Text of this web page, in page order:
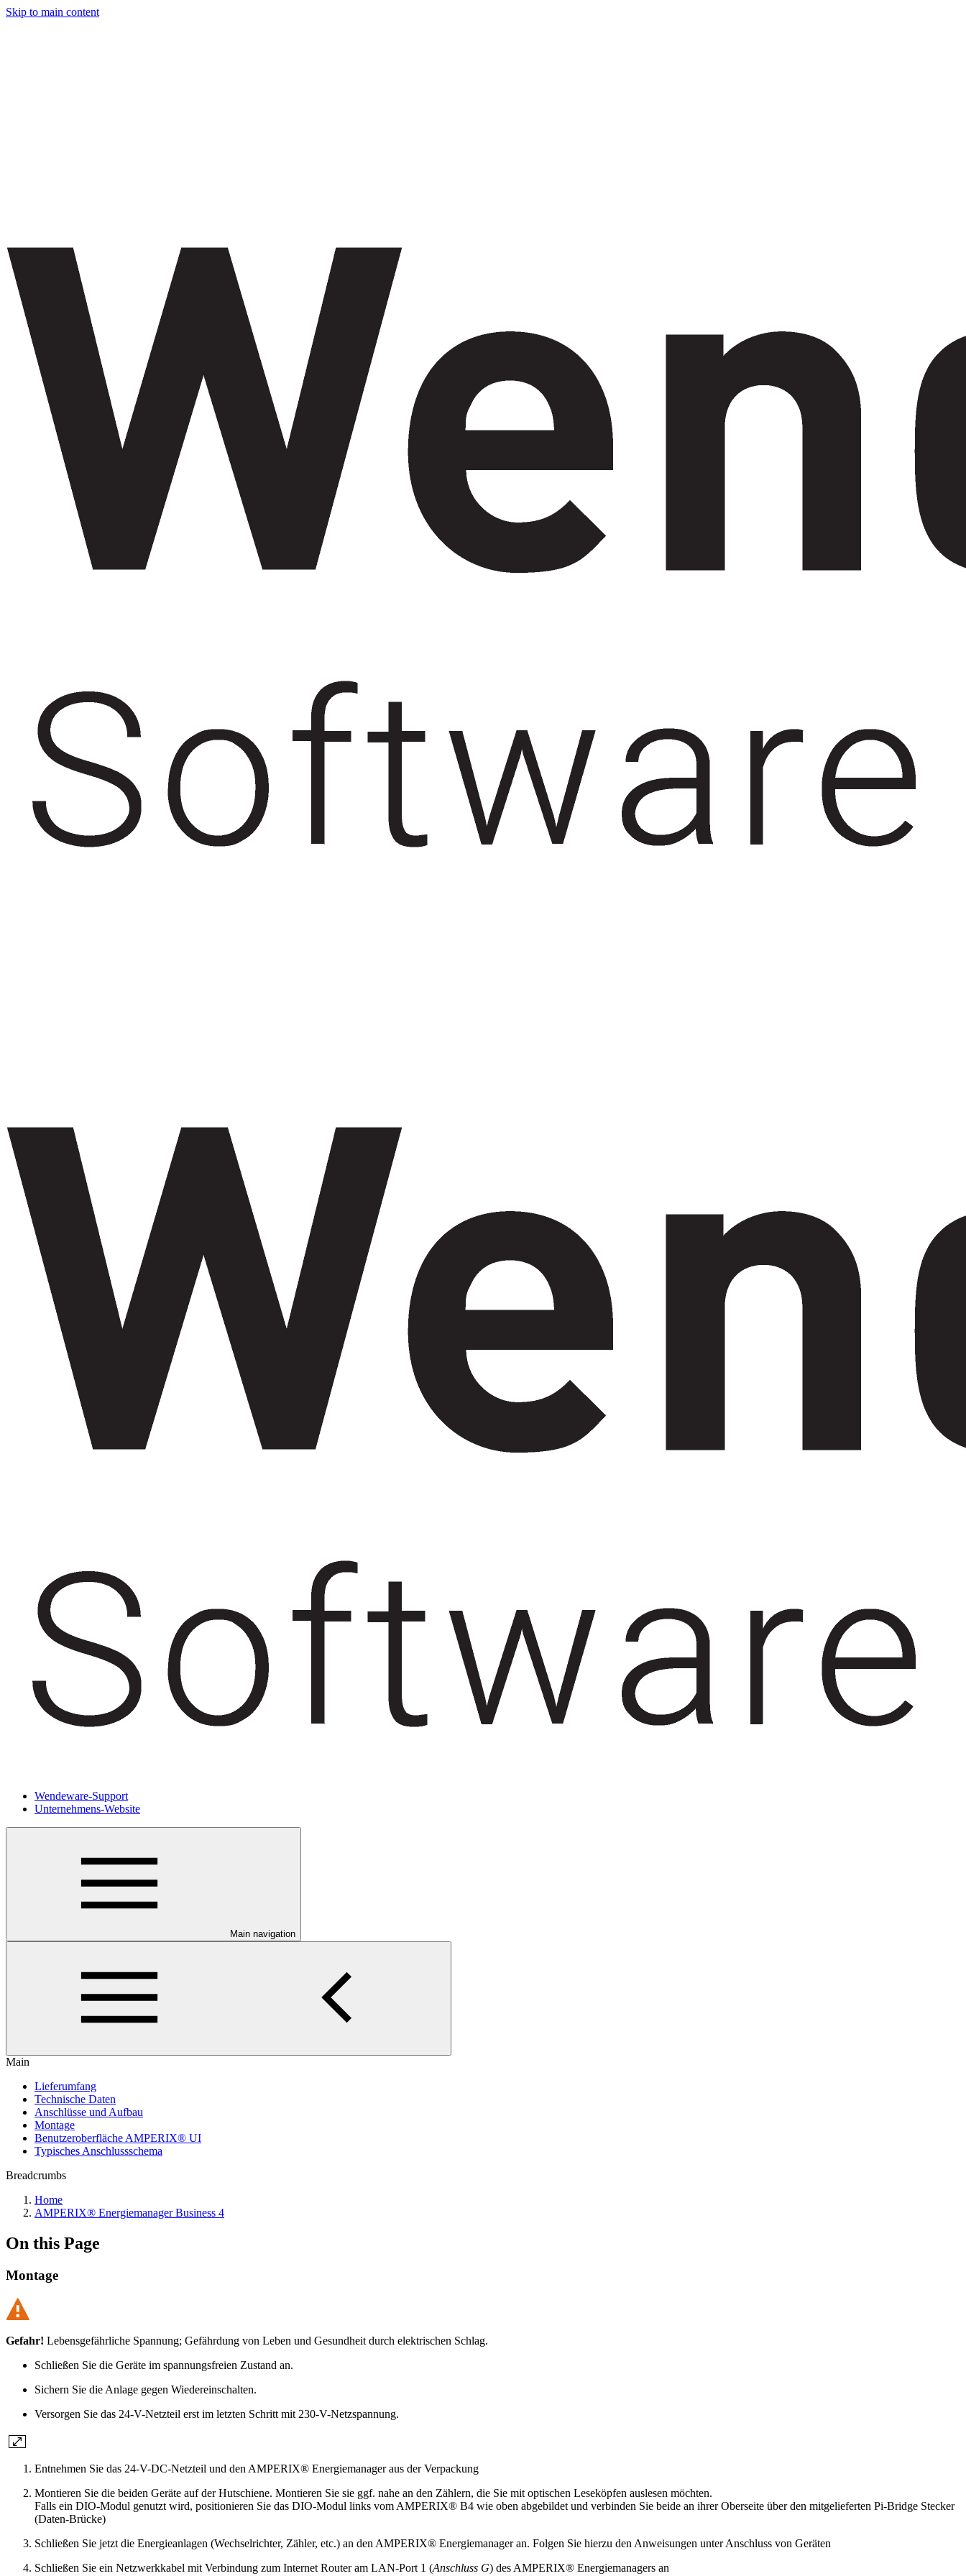
Skip to main content
Wendeware-Support
Unternehmens-Website
Main navigation
Main
Lieferumfang
Technische Daten
Anschlüsse und Aufbau
Montage
Benutzeroberfläche AMPERIX® UI
Typisches Anschlussschema
Breadcrumbs
Home
AMPERIX® Energiemanager Business 4
On this Page
Montage
Gefahr! Lebensgefährliche Spannung; Gefährdung von Leben und Gesundheit durch elektrischen Schlag.
Schließen Sie die Geräte im spannungsfreien Zustand an.
Sichern Sie die Anlage gegen Wiedereinschalten.
Versorgen Sie das 24-V-Netzteil erst im letzten Schritt mit 230-V-Netzspannung.
Entnehmen Sie das 24-V-DC-Netzteil und den AMPERIX® Energiemanager aus der Verpackung
Montieren Sie die beiden Geräte auf der Hutschiene. Montieren Sie sie ggf. nahe an den Zählern, die Sie mit optischen Leseköpfen auslesen möchten.
Falls ein DIO-Modul genutzt wird, positionieren Sie das DIO-Modul links vom AMPERIX® B4 wie oben abgebildet und verbinden Sie beide an ihrer Oberseite über den mitgelieferten Pi-Bridge Stecker
(Daten-Brücke)
Schließen Sie jetzt die Energieanlagen (Wechselrichter, Zähler, etc.) an den AMPERIX® Energiemanager an. Folgen Sie hierzu den Anweisungen unter Anschluss von Geräten
Schließen Sie ein Netzwerkkabel mit Verbindung zum Internet Router am LAN-Port 1 (Anschluss G) des AMPERIX® Energiemanagers an